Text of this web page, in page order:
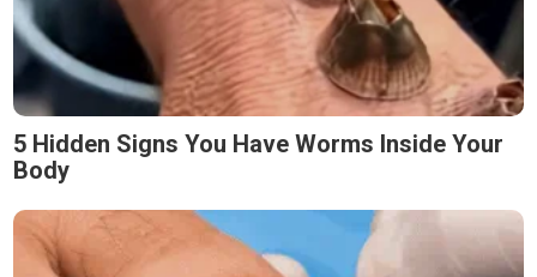
5 Hidden Signs You Have Worms Inside Your
Body